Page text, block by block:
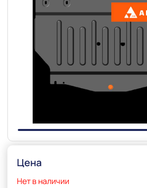
Slide 1 of 1
Цена
Нет в наличии